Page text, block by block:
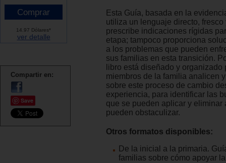
14.97 Dólares*
ver detalle
Compartir en:
Save
Esta Guía, basada en la
utiliza un lenguaje directo,
prescribe indicaciones rígidas
etapa; tampoco proporciona
a los problemas que pueden
sus familias en esta transición.
libro está diseñado y organizado
miembros de la familia analicen
sobre este proceso de cambio
experiencia, para identificar las
que se pueden aplicar y eliminar
pueden obstaculizar.
Otros formatos disponibles:
De la inicial a la primaria.
familias sobre cómo apoyar